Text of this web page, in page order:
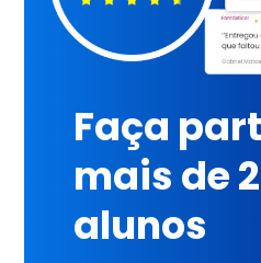
Faça
mais de
alunos